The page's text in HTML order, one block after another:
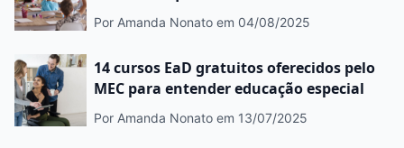
Por Amanda Nonato em 04/08/2025
14 cursos EaD gratuitos oferecidos pelo
MEC para entender educação especial
Por Amanda Nonato em 13/07/2025